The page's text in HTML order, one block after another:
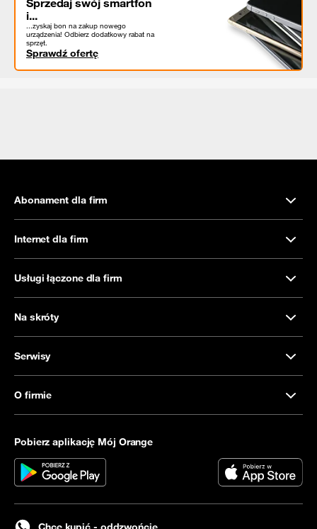
Sprzedaj swój smartfon
i...
...zyskaj bon na zakup nowego
urządzenia! Odbierz dodatkowy rabat na
sprzęt.
Sprawdź ofertę
Abonament dla firm
Internet dla firm
Usługi łączone dla firm
Na skróty
Serwisy
O firmie
Pobierz aplikację Mój Orange